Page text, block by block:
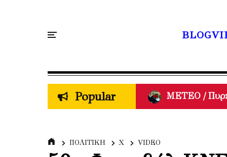
Popular Ρένα Δούρου
ΣΥΡΙΖΑ /
ΠΟΛΙΤΙΚΗ Χ VIDEO